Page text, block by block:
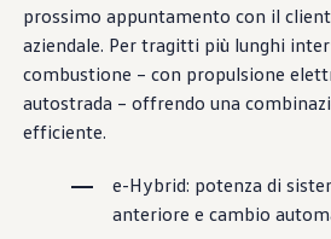
prossimo appuntamento con il
aziendale. Per tragitti più lunghi
combustione – con propulsione
autostrada – offrendo una
efficiente.
e-Hybrid: potenza di
anteriore e cambio